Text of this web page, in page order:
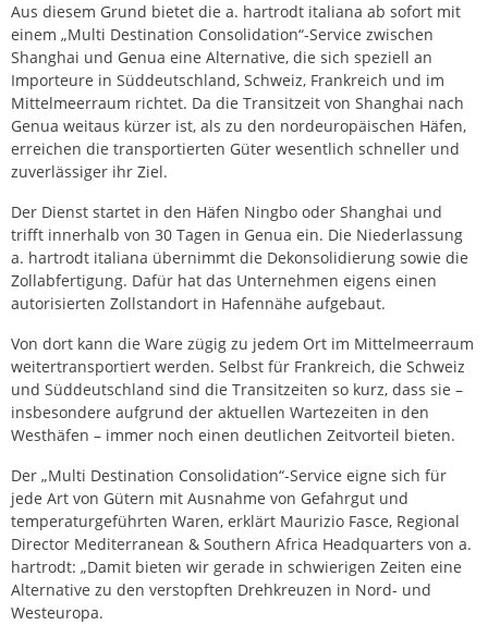
Aus diesem Grund bietet die a. hartrodt italiana ab sofort mit
einem „Multi Destination Consolidation“-Service zwischen
Shanghai und Genua eine Alternative, die sich speziell an
Importeure in Süddeutschland, Schweiz, Frankreich und im
Mittelmeerraum richtet. Da die Transitzeit von Shanghai nach
Genua weitaus kürzer ist, als zu den nordeuropäischen Häfen,
erreichen die transportierten Güter wesentlich schneller und
zuverlässiger ihr Ziel.
Der Dienst startet in den Häfen Ningbo oder Shanghai und
trifft innerhalb von 30 Tagen in Genua ein. Die Niederlassung
a. hartrodt italiana übernimmt die Dekonsolidierung sowie die
Zollabfertigung. Dafür hat das Unternehmen eigens einen
autorisierten Zollstandort in Hafennähe aufgebaut.
Von dort kann die Ware zügig zu jedem Ort im Mittelmeerraum
weitertransportiert werden. Selbst für Frankreich, die Schweiz
und Süddeutschland sind die Transitzeiten so kurz, dass sie –
insbesondere aufgrund der aktuellen Wartezeiten in den
Westhäfen – immer noch einen deutlichen Zeitvorteil bieten.
Der „Multi Destination Consolidation“-Service eigne sich für
jede Art von Gütern mit Ausnahme von Gefahrgut und
temperaturgeführten Waren, erklärt Maurizio Fasce, Regional
Director Mediterranean & Southern Africa Headquarters von a.
hartrodt: „Damit bieten wir gerade in schwierigen Zeiten eine
Alternative zu den verstopften Drehkreuzen in Nord- und
Westeuropa.